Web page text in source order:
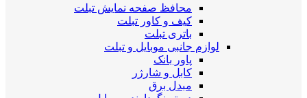
محافظ صفحه نمایش تبلت
کیف و کاور تبلت
باتری تبلت
لوازم جانبی موبایل و تبلت
پاور بانک
کابل و شارژر
مبدل برق